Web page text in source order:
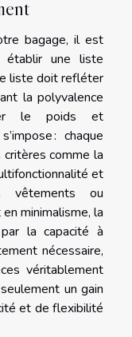
bagage, il est
établir une liste
liste doit refléter
la polyvalence
le poids et
: chaque
comme la
et
vêtements ou
en minimalisme, la
la capacité à
nécessaire,
véritablement
un gain
et de flexibilité